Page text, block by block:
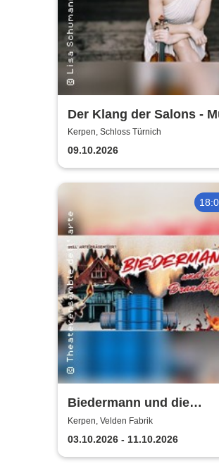
Der Klang der Salons -
und Gesellschaft bei
Proust
Kerpen, Schloss Türnich
09.10.2026
Biedermann und die
Brandstifter -
Theaterensemble dell' arte
e.V.
Kerpen, Velden Fabrik
03.10.2026 - 11.10.2026